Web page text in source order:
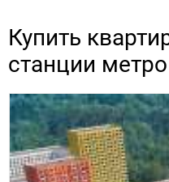
Купить
станции